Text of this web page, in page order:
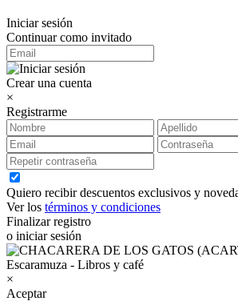
Iniciar sesión
Continuar como invitado
Crear una cuenta
×
Registrarme
Quiero recibir descuentos exclusivos y
Ver los términos y condiciones
Finalizar registro
o iniciar sesión
×
Aceptar